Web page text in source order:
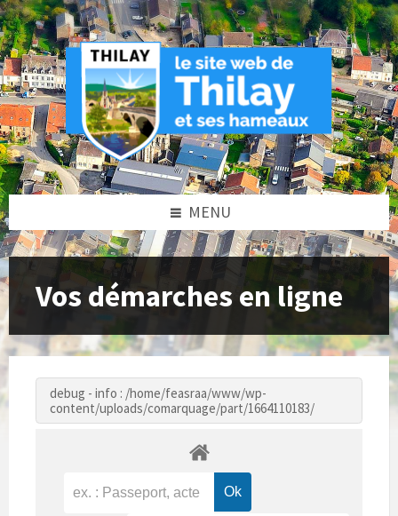
Skip
to
content
Skip
to
left
sidebar
Skip
to
footer
MENU
Vos démarches en ligne
debug - info : /home/feasraa/www/wp-
content/uploads/comarquage/part/1664110183/